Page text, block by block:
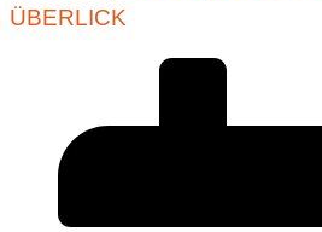
ÜBERLICK